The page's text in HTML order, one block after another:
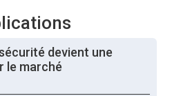
devient une
le marché